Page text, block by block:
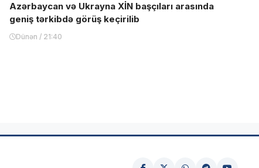
Azərbaycan və Ukrayna XİN başçıları arasında
geniş tərkibdə görüş keçirilib
Dünən / 21:40